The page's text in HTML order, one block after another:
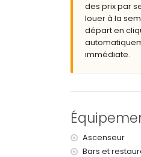
Équipements
internet
fer et
linge de lit
chauffage
lit pour
Sports
des prix par
louer à la
départ en
immédiate.
Ascenseur
Bars et